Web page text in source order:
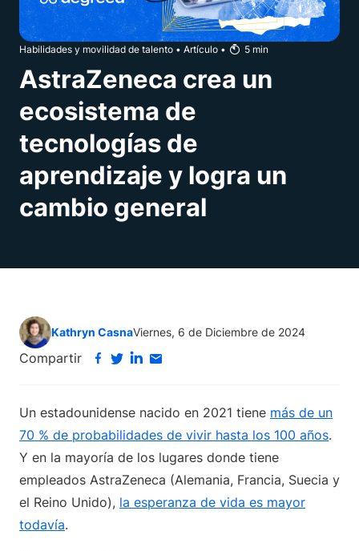
Habilidades y movilidad de talento • Artículo • 5 min
AstraZeneca crea un
ecosistema de
tecnologías de
aprendizaje y logra un
cambio general
Kathryn CasnaViernes, 6 de Diciembre de 2024
Compartir
Un estadounidense nacido en 2021 tiene más de un
70 % de probabilidades de vivir hasta los 100 años.
Y en la mayoría de los lugares donde tiene
empleados AstraZeneca (Alemania, Francia, Suecia y
el Reino Unido), la esperanza de vida es mayor
todavía.